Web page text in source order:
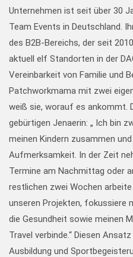
Unternehmen ist seit über 30
Team Events in Deutschland.
des B2B-Bereichs, der seit
aktuell elf Standorten in der
Vereinbarkeit von Familie und
Patchworkmama mit zwei
weiß sie, worauf es ankommt.
gebürtigen Jenaerin: „ Ich bin
meinen Kindern zusammen
Aufmerksamkeit. In der Zeit
Termine am Nachmittag oder
restlichen zwei Wochen
unseren Projekten, fokussiere
die Gesundheit sowie meinen
Travel verbinde.“ Diesen
Ausbildung und